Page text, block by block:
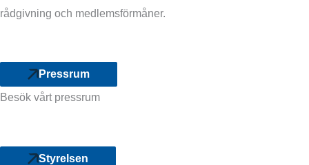
rådgivning och medlemsförmåner.
Pressrum
Besök vårt pressrum
Styrelsen